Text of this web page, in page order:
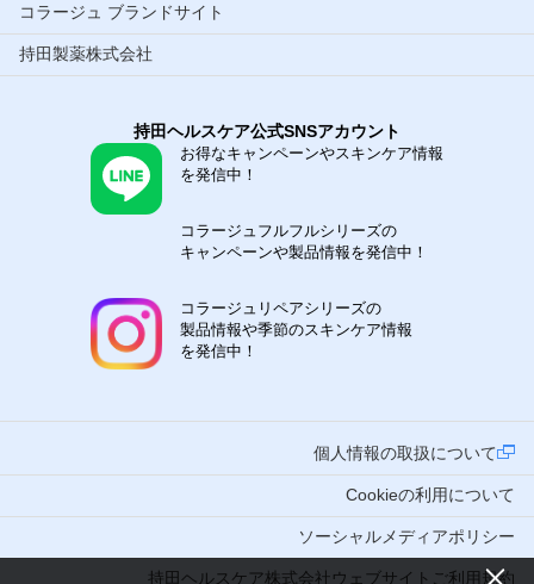
コラージュ ブランドサイト
持田製薬株式会社
持田ヘルスケア公式SNSアカウント
お得なキャンペーンやスキンケア情報
を発信中！
コラージュフルフルシリーズの
キャンペーンや製品情報を発信中！
コラージュリペアシリーズの
製品情報や季節のスキンケア情報
を発信中！
個人情報の取扱について
Cookieの利用について
ソーシャルメディアポリシー
持田ヘルスケア株式会社ウェブサイトご利用規約